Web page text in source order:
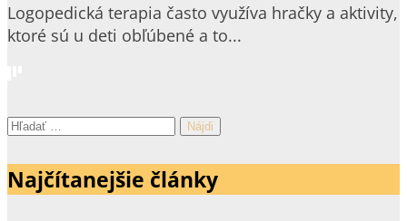
Logopedická terapia často využíva hračky a aktivity,
ktoré sú u deti obľúbené a to...
Hľadať:
Najčítanejšie články